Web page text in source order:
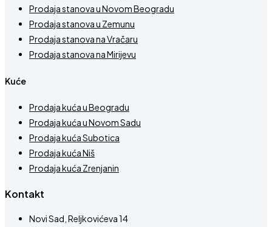
Prodaja stanova u Novom Beogradu
Prodaja stanova u Zemunu
Prodaja stanova na Vračaru
Prodaja stanova na Mirijevu
Kuće
Prodaja kuća u Beogradu
Prodaja kuća u Novom Sadu
Prodaja kuća Subotica
Prodaja kuća Niš
Prodaja kuća Zrenjanin
Kontakt
Novi Sad, Reljkovićeva 14